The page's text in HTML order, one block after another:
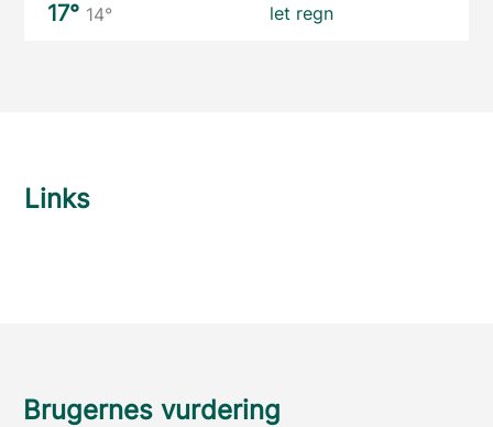
17° 14° let regn
Links
Brugernes vurdering